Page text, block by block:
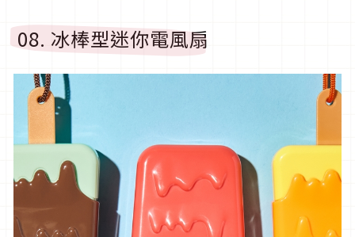
08. 冰棒型迷你電風扇